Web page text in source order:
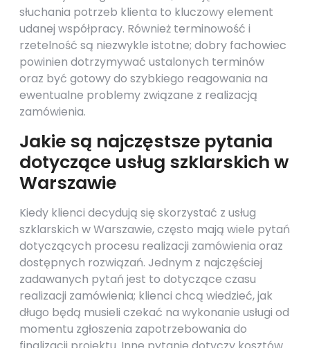
słuchania potrzeb klienta to kluczowy element
udanej współpracy. Również terminowość i
rzetelność są niezwykle istotne; dobry fachowiec
powinien dotrzymywać ustalonych terminów
oraz być gotowy do szybkiego reagowania na
ewentualne problemy związane z realizacją
zamówienia.
Jakie są najczęstsze pytania
dotyczące usług szklarskich w
Warszawie
Kiedy klienci decydują się skorzystać z usług
szklarskich w Warszawie, często mają wiele pytań
dotyczących procesu realizacji zamówienia oraz
dostępnych rozwiązań. Jednym z najczęściej
zadawanych pytań jest to dotyczące czasu
realizacji zamówienia; klienci chcą wiedzieć, jak
długo będą musieli czekać na wykonanie usługi od
momentu zgłoszenia zapotrzebowania do